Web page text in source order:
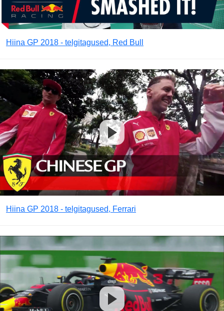
Hiina GP 2018 - telgitagused, Red Bull
Hiina GP 2018 - telgitagused, Ferrari